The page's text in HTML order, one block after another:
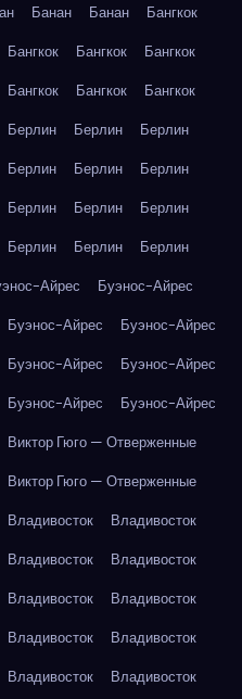
Банан Банан
Бангкок
Бангкок Бангкок
Бангкок
Бангкок Бангкок
Бангкок
Берлин Берлин
Берлин
Берлин Берлин
Берлин
Берлин Берлин
Берлин
Берлин Берлин
Берлин
Айрес
Буэнос-Айрес
Буэнос-Айрес
Буэнос-Айрес
Буэнос-Айрес
Буэнос-Айрес
Буэнос-Айрес
Буэнос-Айрес
Виктор Гюго — Отверженные
Виктор Гюго — Отверженные
Владивосток
Владивосток
Владивосток
Владивосток
Владивосток
Владивосток
Владивосток
Владивосток
Владивосток
Владивосток